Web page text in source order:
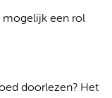
mogelijk een rol
doorlezen? Het